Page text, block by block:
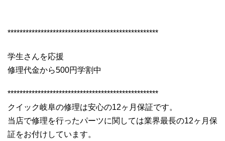
**************************************************
学生さんを応援
修理代金から500円学割中
**************************************************
クイック岐阜の修理は安心の12ヶ月保証です。
当店で修理を行ったパーツに関しては業界最長の12ヶ月保
証をお付けしています。